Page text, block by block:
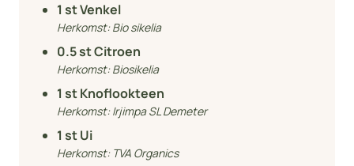
1 st Venkel
Herkomst:Bio sikelia
0.5st Citroen
Herkomst:Biosikelia
1 st Knoflookteen
Herkomst:Irjimpa SL Demeter
1 st Ui
Herkomst: TVA Organics